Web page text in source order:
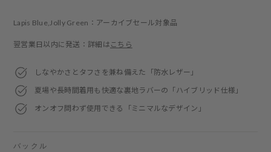
Lapis Blue,Jolly Green：アーカイブセール対象品
翌営業日以内に発送：詳細は こちら
しなやかさとタフさを兼ね備えた「防水レザー」
夏場や長時間着用も快適な裏地ラバーの「ハイブリッド仕様」
オンオフ問わず使用できる「ミニマルなデザイン」
バックル